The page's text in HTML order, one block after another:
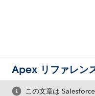
Apex リファレン
この文章は